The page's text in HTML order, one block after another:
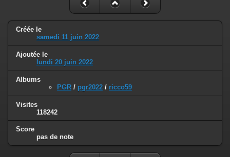
Créée le
samedi 11 juin 2022
Ajoutée le
lundi 20 juin 2022
Albums
PGR / pgr2022 / ricco59
Visites
118242
Score
pas de note